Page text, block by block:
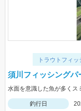
トラウトフィ
須川フィッシング
釣行日